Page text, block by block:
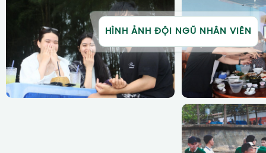
HÌNH ẢNH ĐỘI NGŨ NHÂN VIÊN